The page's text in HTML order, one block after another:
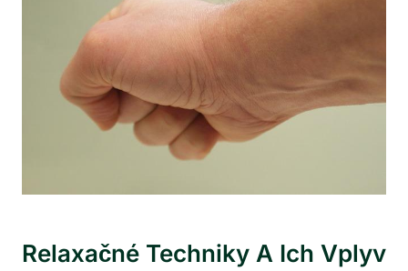
Relaxačné Techniky A Ich Vplyv